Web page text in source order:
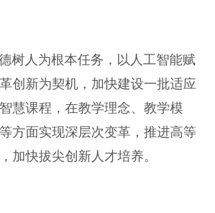
树人为根本任务，以人工智能赋
创新为契机，加快建设一批适应
慧课程，在教学理念、教学模
方面实现深层次变革，推进高等
加快拔尖创新人才培养。